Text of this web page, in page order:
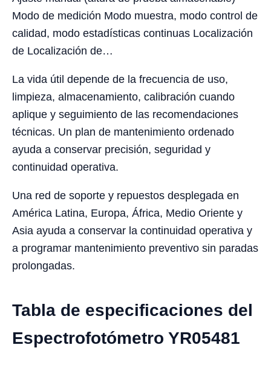
Modo de medición Modo muestra, modo control de
calidad, modo estadísticas continuas Localización
de Localización de…
La vida útil depende de la frecuencia de uso,
limpieza, almacenamiento, calibración cuando
aplique y seguimiento de las recomendaciones
técnicas. Un plan de mantenimiento ordenado
ayuda a conservar precisión, seguridad y
continuidad operativa.
Una red de soporte y repuestos desplegada en
América Latina, Europa, África, Medio Oriente y
Asia ayuda a conservar la continuidad operativa y
a programar mantenimiento preventivo sin paradas
prolongadas.
Tabla de especificaciones del
Espectrofotómetro YR05481